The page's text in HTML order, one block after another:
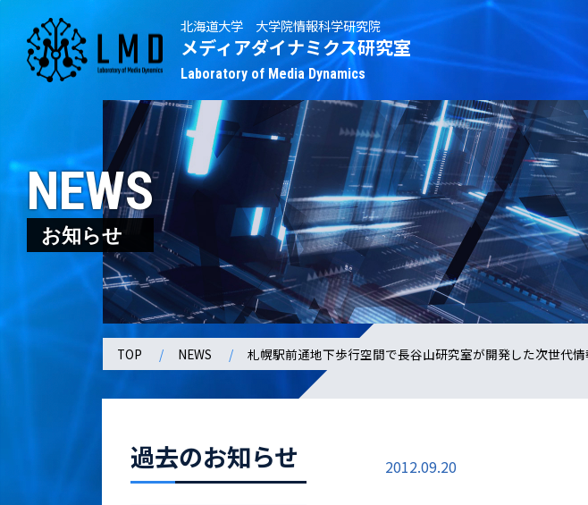
北海道大学 大学院情報科学研究院
メディアダイナミクス研究室
Laboratory of Media Dynamics
NEWS
お知らせ
TOP NEWS 札幌駅前通地下歩行空間で長谷山研究室が開発した次世代
過去のお知らせ 2012.09.20